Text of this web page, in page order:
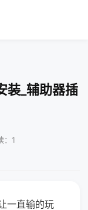
装_辅助器插
：1
一直输的玩